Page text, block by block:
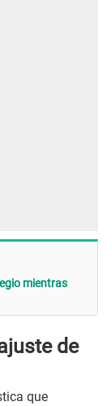
mientras
de
que